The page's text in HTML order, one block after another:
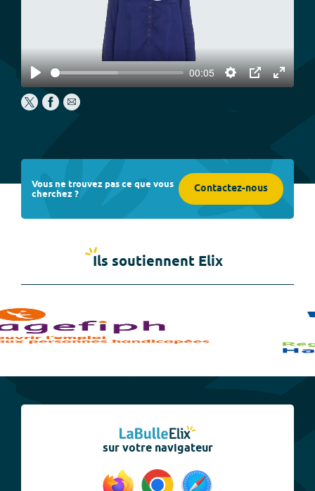
Play
00:05
Settings
PIP
Enter
Vous ne trouvez pas ce que vous
cherchez ? Contactez-nous
Ils soutiennent Elix
sur votre navigateur